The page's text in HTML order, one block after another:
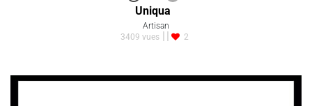
Uniqua
Artisan
3409 vues
2